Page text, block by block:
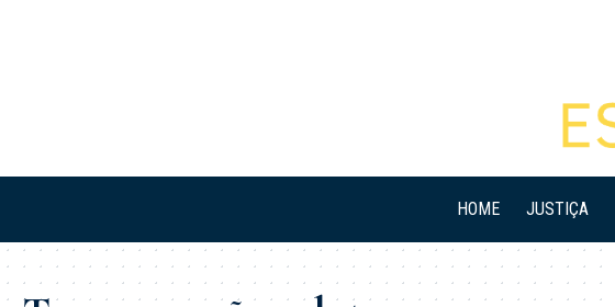
HOME JUSTIÇA